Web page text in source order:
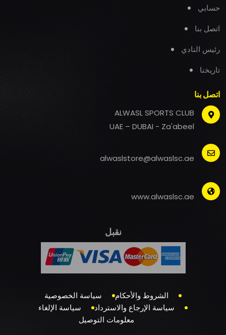
حسابي
اتصل بنا
رئيس النادي
تاريخنا
اتصل بنا
ALWASL SPORTS CLUB
UAE – DUBAI - Za'abeel
alwaslstore@alwaslsc.ae
www.alwaslsc.ae
نقبل
الشروط والأحكام
سياسة الخصوصية
سياسة الإرجاع والاسترداد
سياسة الإلغاء
معلومات التوصيل